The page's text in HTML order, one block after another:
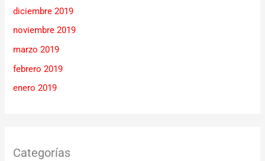
diciembre 2019
noviembre 2019
marzo 2019
febrero 2019
enero 2019
Categorías